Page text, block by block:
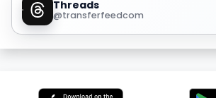
Threads
@transferfeedcom